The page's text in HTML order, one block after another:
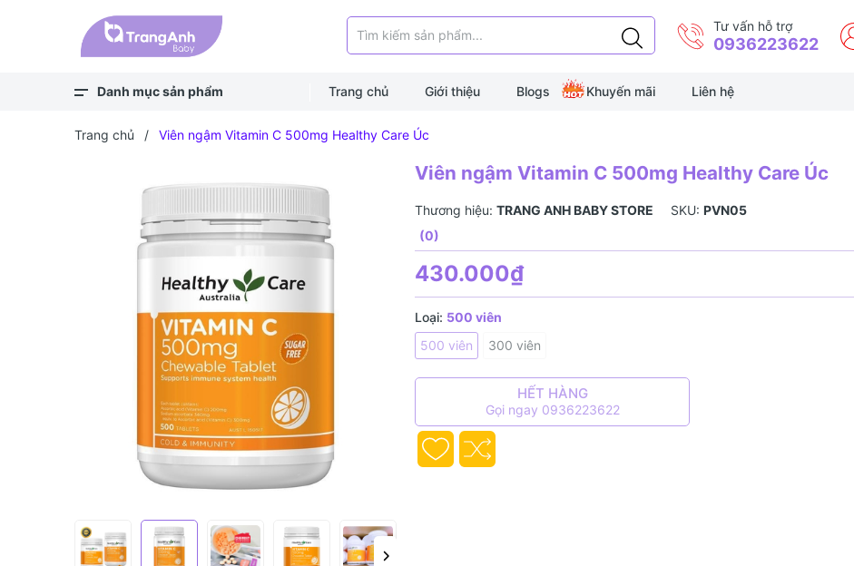
Tư vấn hỗ trợ
0936223622
Danh mục sản phẩm Trang chủ Giới thiệu Blogs Khuyến mãi Liên hệ
Trang chủ / Viên ngậm Vitamin C 500mg Healthy Care Úc
Viên ngậm Vitamin C 500mg Healthy Care Úc
Thương hiệu: TRANG ANH BABY STORE SKU: PVN05
(0)
430.000₫
Loại: 500 viên
500 viên
300 viên
HẾT HÀNG
Gọi ngay 0936223622